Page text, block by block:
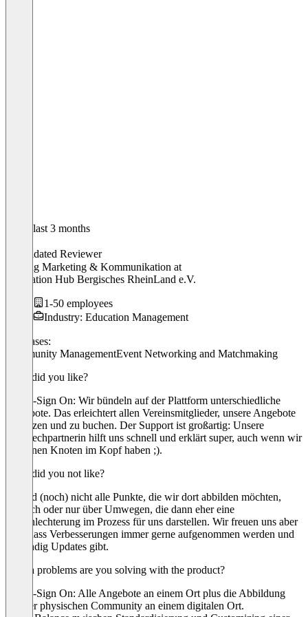
In the last 3 months
Validated Reviewer
Leitung Marketing & Kommunikation at
Innovation Hub Bergisches RheinLand e.V.
1-50 employees
Industry: Education Management
Use cases:
Community ManagementEvent Networking and Matchmaking
What did you like?
Single-Sign On: Wir bündeln auf der Plattform unterschiedliche
Angebote. Das erleichtert allen Vereinsmitglieder, unsere Angebote
zu nutzen und zu buchen. Der Support ist großartig: Unsere
Ansprechpartnerin hilft uns schnell und erklärt super, auch wenn wir
mal einen Knoten im Kopf haben ;).
What did you not like?
Es sind (noch) nicht alle Punkte, die wir dort abbilden möchten,
möglich oder nur über Umwegen, die dann eher eine
Verschlechterung im Prozess für uns darstellen. Wir freuen uns aber
sehr, dass Verbesserungen immer gerne aufgenommen werden und
es ständig Updates gibt.
Which problems are you solving with the product?
Single-Sign On: Alle Angebote an einem Ort plus die Abbildung
unserer physischen Community an einem digitalen Ort.